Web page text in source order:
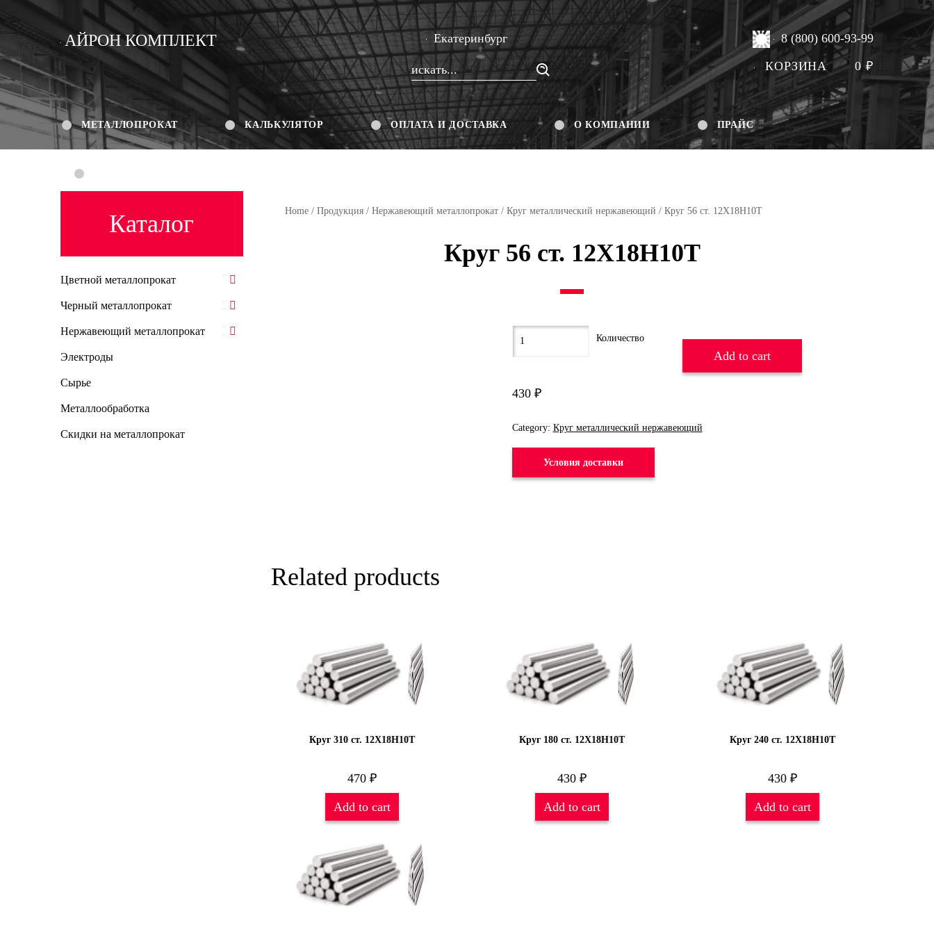
АЙРОН КОМПЛЕКТ Екатеринбург 8 (800) 600-93-99
КОРЗИНА 0₽
МЕТАЛЛОПРОКАТ КАЛЬКУЛЯТОР ОПЛАТА И ДОСТАВКА О КОМПАНИИ ПРАЙС
Home/ Продукция/ Нержавеющий металлопрокат/ Круг металлический нержавеющий / Круг 56 ст. 12Х18Н10Т
Круг 56 ст. 12Х18Н10Т
430 ₽
Add to cart
Category: Круг металлический нержавеющий
Условия доставки
Related products
Круг 310 ст. 12Х18Н10Т
470 ₽
Add to cart
Круг 180 ст. 12Х18Н10Т
430₽
Add to cart
Круг 240 ст. 12Х18Н10Т
430 ₽
Add to cart
Каталог
Цветной металлопрокат
Черный металлопрокат
Нержавеющий металлопрокат
Электроды
Сырье
Металлообработка
Скидки на металлопрокат